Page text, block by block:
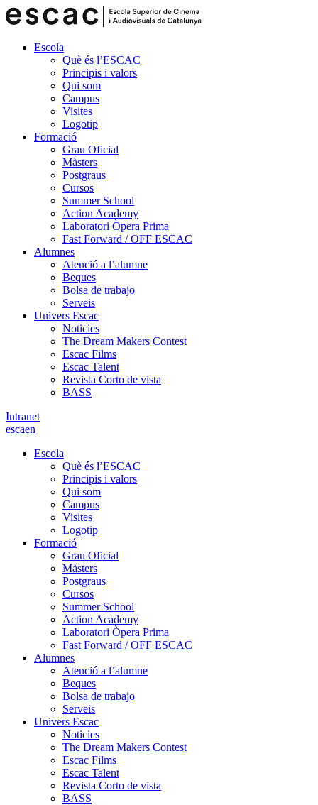
Escola
Què és l’ESCAC
Principis i valors
Qui som
Campus
Visites
Logotip
Formació
Grau Oficial
Màsters
Postgraus
Cursos
Summer School
Action Academy
Laboratori Òpera Prima
Fast Forward / OFF ESCAC
Alumnes
Atenció a l’alumne
Beques
Bolsa de trabajo
Serveis
Univers Escac
Noticies
The Dream Makers Contest
Escac Films
Escac Talent
Revista Corto de vista
BASS
Intranet
escaen
Escola
Què és l’ESCAC
Principis i valors
Qui som
Campus
Visites
Logotip
Formació
Grau Oficial
Màsters
Postgraus
Cursos
Summer School
Action Academy
Laboratori Òpera Prima
Fast Forward / OFF ESCAC
Alumnes
Atenció a l’alumne
Beques
Bolsa de trabajo
Serveis
Univers Escac
Noticies
The Dream Makers Contest
Escac Films
Escac Talent
Revista Corto de vista
BASS